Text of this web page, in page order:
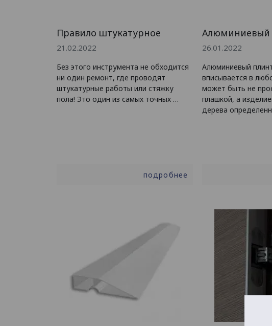
Правило штукатурное
21.02.2022
Без этого инструмента не обходится
ни один ремонт, где проводят
штукатурные работы или стяжку
пола! Это один из самых точных …
подробнее
Алюминиевый
26.01.2022
Алюминиевый
вписывается в
может быть не
плашкой, а
дерева